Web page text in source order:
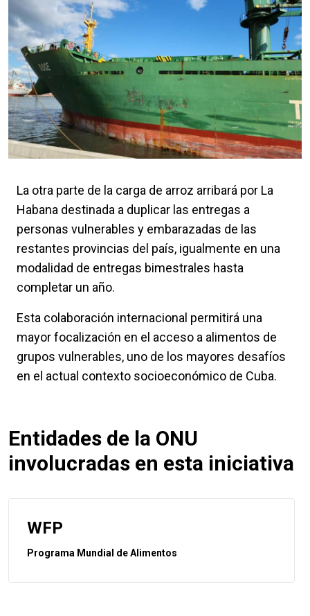
La otra parte de la carga de arroz arribará por La
Habana destinada a duplicar las entregas a
personas vulnerables y embarazadas de las
restantes provincias del país, igualmente en una
modalidad de entregas bimestrales hasta
completar un año.
Esta colaboración internacional permitirá una
mayor focalización en el acceso a alimentos de
grupos vulnerables, uno de los mayores desafíos
en el actual contexto socioeconómico de Cuba.
Entidades de la ONU
involucradas en esta iniciativa
WFP
Programa Mundial de Alimentos